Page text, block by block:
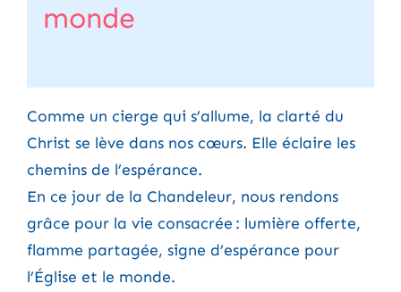
monde
Comme un cierge qui s’allume, la clarté du
Christ se lève dans nos cœurs. Elle éclaire les
chemins de l’espérance.
En ce jour de la Chandeleur, nous rendons
grâce pour la vie consacrée : lumière offerte,
flamme partagée, signe d’espérance pour
l’Église et le monde.